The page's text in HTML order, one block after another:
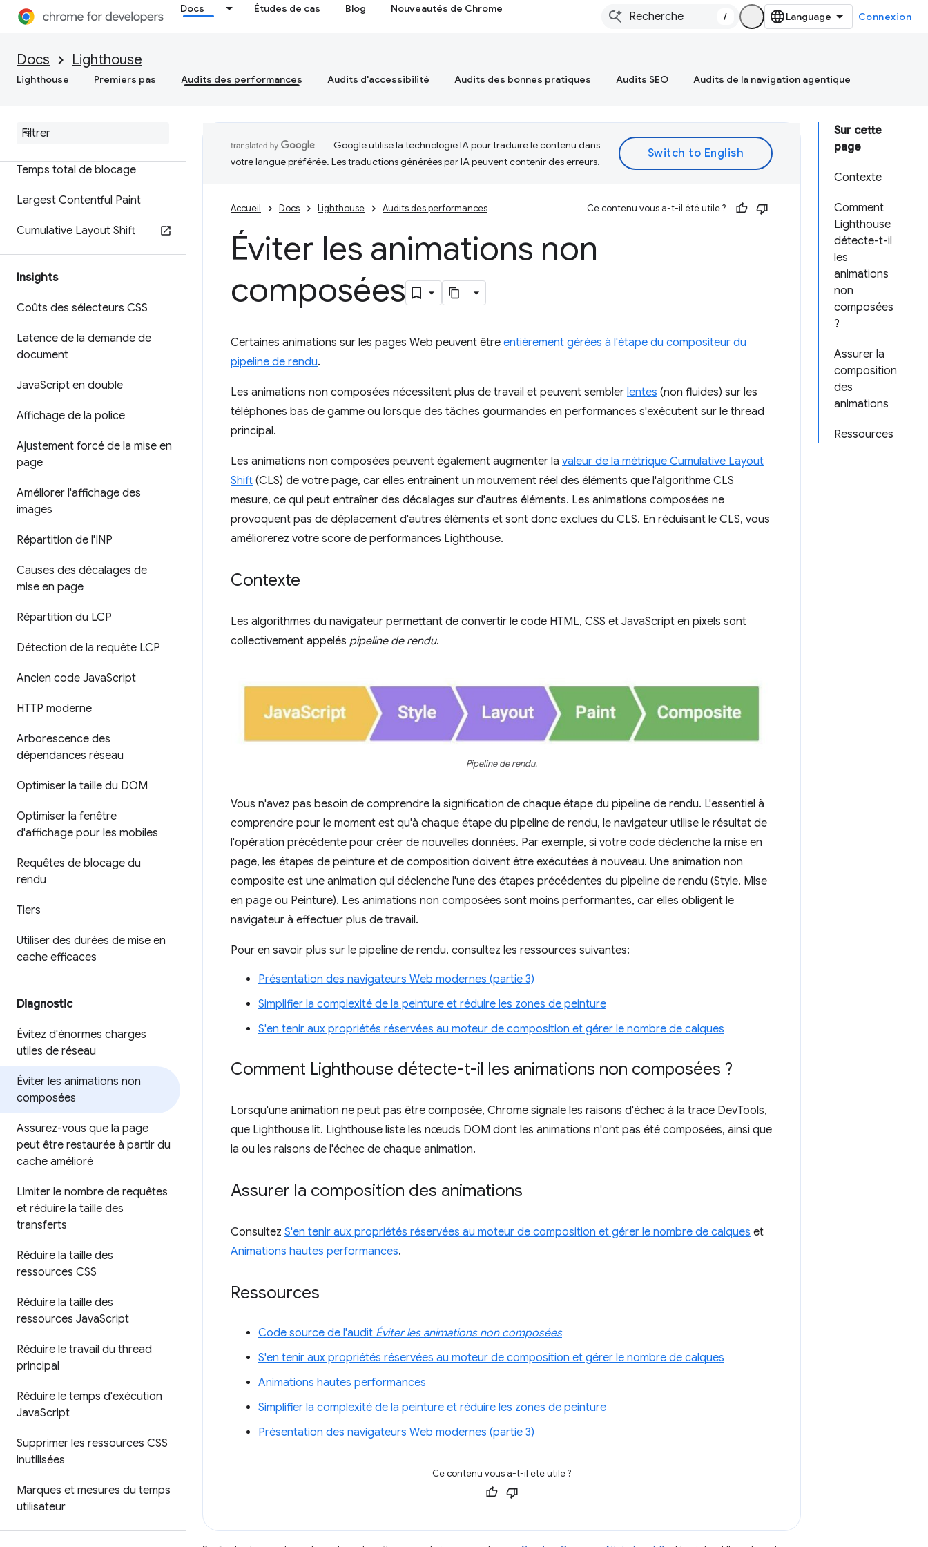
Docs Études de cas Blog Nouveautés de Chrome
/ Connexion
Docs Lighthouse
Lighthouse Premiers pas Audits des performances Audits d'accessibilité Audits des bonnes pratiques Audits SEO Audits de la navigation agentique
Métriques
Indice de vitesse
Temps total de blocage
Largest Contentful Paint
Cumulative Layout Shift
Insights
Coûts des sélecteurs CSS
Latence de la demande de
document
JavaScript en double
Affichage de la police
Ajustement forcé de la mise en
page
Améliorer l'affichage des
images
Répartition de l'INP
Causes des décalages de
mise en page
Répartition du LCP
Détection de la requête LCP
Ancien code JavaScript
HTTP moderne
Arborescence des
dépendances réseau
Optimiser la taille du DOM
Optimiser la fenêtre
d'affichage pour les mobiles
Requêtes de blocage du
rendu
Tiers
Utiliser des durées de mise en
cache efficaces
Diagnostic
Évitez d'énormes charges
utiles de réseau
Éviter les animations non
composées
Assurez-vous que la page
peut être restaurée à partir du
cache amélioré
Limiter le nombre de requêtes
et réduire la taille des
transferts
Réduire la taille des
ressources CSS
Réduire la taille des
ressources JavaScript
Réduire le travail du thread
principal
Réduire le temps d'exécution
JavaScript
Supprimer les ressources CSS
inutilisées
Marques et mesures du temps
utilisateur
Sur cette
page
Contexte
Comment
Lighthouse
détecte-t-il
les
animations
non
composées
?
Assurer la
composition
des
animations
Ressources
Google utilise la technologie IA pour traduire le contenu dans
votre langue préférée. Les traductions générées par IA peuvent contenir des erreurs.
Accueil Docs Lighthouse Audits des performances Ce contenu vous a-t-il été utile ?
Éviter les animations non
composées
Certaines animations sur les pages Web peuvent être entièrement gérées à l'étape du compositeur du
pipeline de rendu.
Les animations non composées nécessitent plus de travail et peuvent sembler lentes (non fluides) sur les
téléphones bas de gamme ou lorsque des tâches gourmandes en performances s'exécutent sur le thread
principal.
Les animations non composées peuvent également augmenter la valeur de la métrique Cumulative Layout
Shift (CLS) de votre page, car elles entraînent un mouvement réel des éléments que l'algorithme CLS
mesure, ce qui peut entraîner des décalages sur d'autres éléments. Les animations composées ne
provoquent pas de déplacement d'autres éléments et sont donc exclues du CLS. En réduisant le CLS, vous
améliorerez votre score de performances Lighthouse.
Contexte
Les algorithmes du navigateur permettant de convertir le code HTML, CSS et JavaScript en pixels sont
collectivement appelés pipeline de rendu.
Pipeline de rendu.
Vous n'avez pas besoin de comprendre la signification de chaque étape du pipeline de rendu. L'essentiel à
comprendre pour le moment est qu'à chaque étape du pipeline de rendu, le navigateur utilise le résultat de
l'opération précédente pour créer de nouvelles données. Par exemple, si votre code déclenche la mise en
page, les étapes de peinture et de composition doivent être exécutées à nouveau. Une animation non
composite est une animation qui déclenche l'une des étapes précédentes du pipeline de rendu (Style, Mise
en page ou Peinture). Les animations non composées sont moins performantes, car elles obligent le
navigateur à effectuer plus de travail.
Pour en savoir plus sur le pipeline de rendu, consultez les ressources suivantes:
Présentation des navigateurs Web modernes (partie 3)
Simplifier la complexité de la peinture et réduire les zones de peinture
S'en tenir aux propriétés réservées au moteur de composition et gérer le nombre de calques
Comment Lighthouse détecte-t-il les animations non composées ?
Lorsqu'une animation ne peut pas être composée, Chrome signale les raisons d'échec à la trace DevTools,
que Lighthouse lit. Lighthouse liste les nœuds DOM dont les animations n'ont pas été composées, ainsi que
la ou les raisons de l'échec de chaque animation.
Assurer la composition des animations
Consultez S'en tenir aux propriétés réservées au moteur de composition et gérer le nombre de calques et
Animations hautes performances.
Ressources
Code source de l'audit Éviter les animations non composées
S'en tenir aux propriétés réservées au moteur de composition et gérer le nombre de calques
Animations hautes performances
Simplifier la complexité de la peinture et réduire les zones de peinture
Présentation des navigateurs Web modernes (partie 3)
Ce contenu vous a-t-il été utile ?